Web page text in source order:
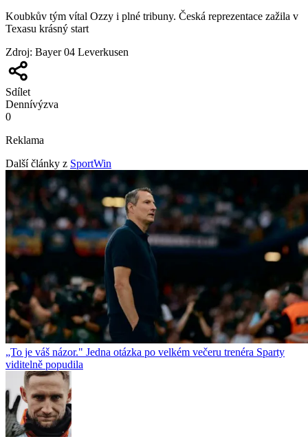
Koubkův tým vítal Ozzy i plné tribuny. Česká reprezentace zažila v
Texasu krásný start
Zdroj: Bayer 04 Leverkusen
Sdílet
Dennívýzva
0
Reklama
Další články z SportWin
„To je váš názor." Jedna otázka po velkém večeru trenéra Sparty
viditelně popudila